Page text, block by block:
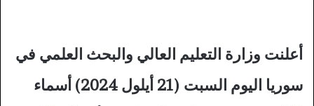
أعلنت وزارة التعليم العالي والبحث العلمي في
سوريا اليوم السبت (21 أيلول 2024) أسماء